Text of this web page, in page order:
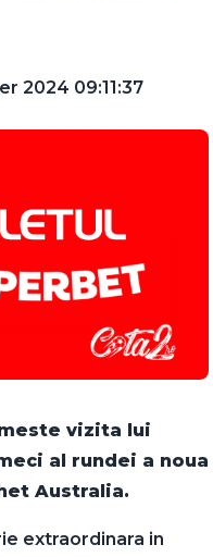
2024 09:11:37
vizita lui
al rundei a noua
Australia.
extraordinara in